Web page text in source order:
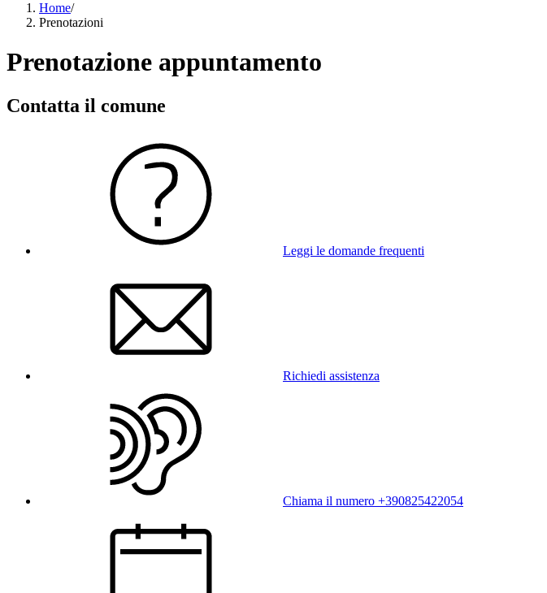
Home/
Prenotazioni
Prenotazione appuntamento
Contatta il comune
Leggi le domande frequenti
Richiedi assistenza
Chiama il numero +390825422054